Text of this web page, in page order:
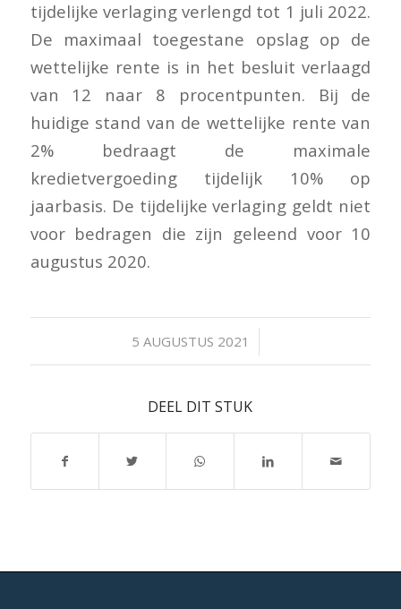
tijdelijke verlaging verlengd tot 1 juli 2022.
De maximaal toegestane opslag op de
wettelijke rente is in het besluit verlaagd
van 12 naar 8 procentpunten. Bij de
huidige stand van de wettelijke rente van
2% bedraagt de maximale
kredietvergoeding tijdelijk 10% op
jaarbasis. De tijdelijke verlaging geldt niet
voor bedragen die zijn geleend voor 10
augustus 2020.
5 AUGUSTUS 2021
/
DEEL DIT STUK